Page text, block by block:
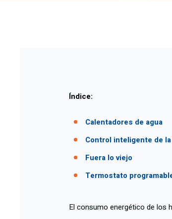
Índice:
Calentadores de agua
Control inteligente de
Fuera lo viejo
Termostato
El consumo energético de los